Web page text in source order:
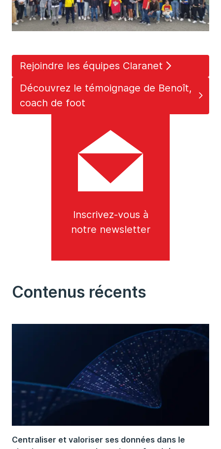
Rejoindre les équipes Claranet
Découvrez le témoignage de Benoît,
coach de foot
Inscrivez-vous à
notre newsletter
Contenus récents
Centraliser et valoriser ses données dans le